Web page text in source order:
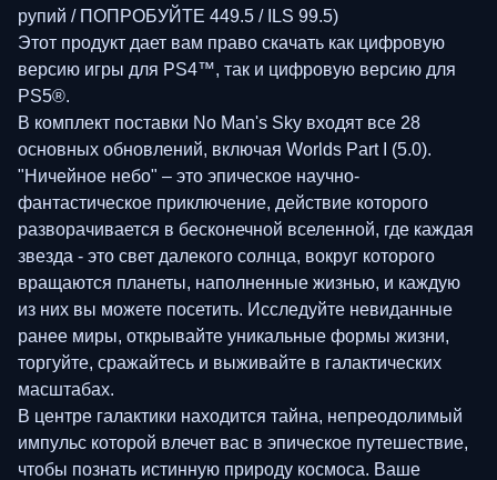
рупий / ПОПРОБУЙТЕ 449.5 / ILS 99.5)
Этот продукт дает вам право скачать как цифровую
версию игры для PS4™, так и цифровую версию для
PS5®.
В комплект поставки No Man's Sky входят все 28
основных обновлений, включая Worlds Part I (5.0).
"Ничейное небо" – это эпическое научно-
фантастическое приключение, действие которого
разворачивается в бесконечной вселенной, где каждая
звезда - это свет далекого солнца, вокруг которого
вращаются планеты, наполненные жизнью, и каждую
из них вы можете посетить. Исследуйте невиданные
ранее миры, открывайте уникальные формы жизни,
торгуйте, сражайтесь и выживайте в галактических
масштабах.
В центре галактики находится тайна, непреодолимый
импульс которой влечет вас в эпическое путешествие,
чтобы познать истинную природу космоса. Ваше